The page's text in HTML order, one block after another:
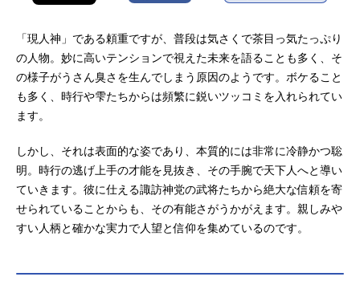
「現人神」である頼重ですが、普段は気さくで茶目っ気たっぷり
の人物。妙に高いテンションで視えた未来を語ることも多く、そ
の様子がうさん臭さを生んでしまう原因のようです。ボケること
も多く、時行や雫たちからは頻繁に鋭いツッコミを入れられてい
ます。
しかし、それは表面的な姿であり、本質的には非常に冷静かつ聡
明。時行の逃げ上手の才能を見抜き、その手腕で天下人へと導い
ていきます。彼に仕える諏訪神党の武将たちから絶大な信頼を寄
せられていることからも、その有能さがうかがえます。親しみや
すい人柄と確かな実力で人望と信仰を集めているのです。